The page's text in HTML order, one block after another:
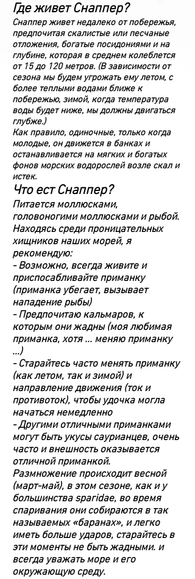
Где живет Снаппер?
Снаппер живет недалеко от побережья,
предпочитая скалистые или песчаные
отложения, богатые посидониями и на
глубине, которая в среднем колеблется
от 15 до 120 метров. (В зависимости от
сезона мы будем угрожать ему летом, с
более теплыми водами ближе к
побережью, зимой, когда температура
воды будет ниже, мы должны двигаться
глубже.)
Как правило, одиночные, только когда
молодые, он движется в банках и
останавливается на мягких и богатых
фонов морских водорослей возле скал и
истек.
Что ест Снаппер?
Питается моллюсками,
головоногими моллюсками и рыбой.
Находясь среди проницательных
хищников наших морей, я
рекомендую:
- Возможно, всегда живите и
приспосабливайте приманку
(приманка убегает, вызывает
нападение рыбы)
- Предпочитаю кальмаров, к
которым они жадны (моя любимая
приманка, хотя ... меняю приманку
...)
- Старайтесь часто менять приманку
(как летом, так и зимой) и
направление движения (ток и
противоток), чтобы удочка могла
начаться немедленно
- Другими отличными приманками
могут быть укусы саурианцев, очень
часто и внешность оказывается
отличной приманкой.
Размножение происходит весной
(март-май), в этом сезоне, как и у
большинства sparidae, во время
спаривания они собираются в так
называемых «баранах», и легко
иметь больше ударов, старайтесь в
эти моменты не быть жадными. и
всегда уважать море и его
окружающую среду.